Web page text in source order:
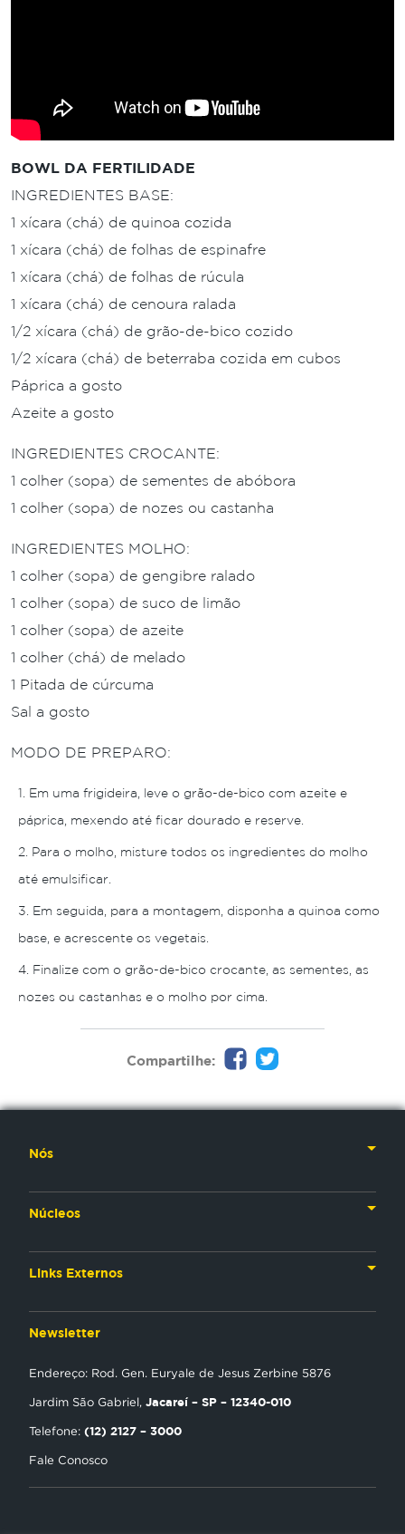
BOWL DA FERTILIDADE
INGREDIENTES BASE:
1 xícara (chá) de quinoa cozida
1 xícara (chá) de folhas de espinafre
1 xícara (chá) de folhas de rúcula
1 xícara (chá) de cenoura ralada
1/2 xícara (chá) de grão-de-bico cozido
1/2 xícara (chá) de beterraba cozida em cubos
Páprica a gosto
Azeite a gosto
INGREDIENTES CROCANTE:
1 colher (sopa) de sementes de abóbora
1 colher (sopa) de nozes ou castanha
INGREDIENTES MOLHO:
1 colher (sopa) de gengibre ralado
1 colher (sopa) de suco de limão
1 colher (sopa) de azeite
1 colher (chá) de melado
1 Pitada de cúrcuma
Sal a gosto
MODO DE PREPARO:
Em uma frigideira, leve o grão-de-bico com azeite e
páprica, mexendo até ficar dourado e reserve.
Para o molho, misture todos os ingredientes do molho
até emulsificar.
Em seguida, para a montagem, disponha a quinoa como
base, e acrescente os vegetais.
Finalize com o grão-de-bico crocante, as sementes, as
nozes ou castanhas e o molho por cima.
Compartilhe:
Nós
Núcleos
Links Externos
Encontre uma Igreja
Newsletter
Endereço: Rod. Gen. Euryale de Jesus Zerbine 5876
Jardim São Gabriel, Jacareí – SP – 12340-010
Telefone: (12) 2127 – 3000
Fale Conosco